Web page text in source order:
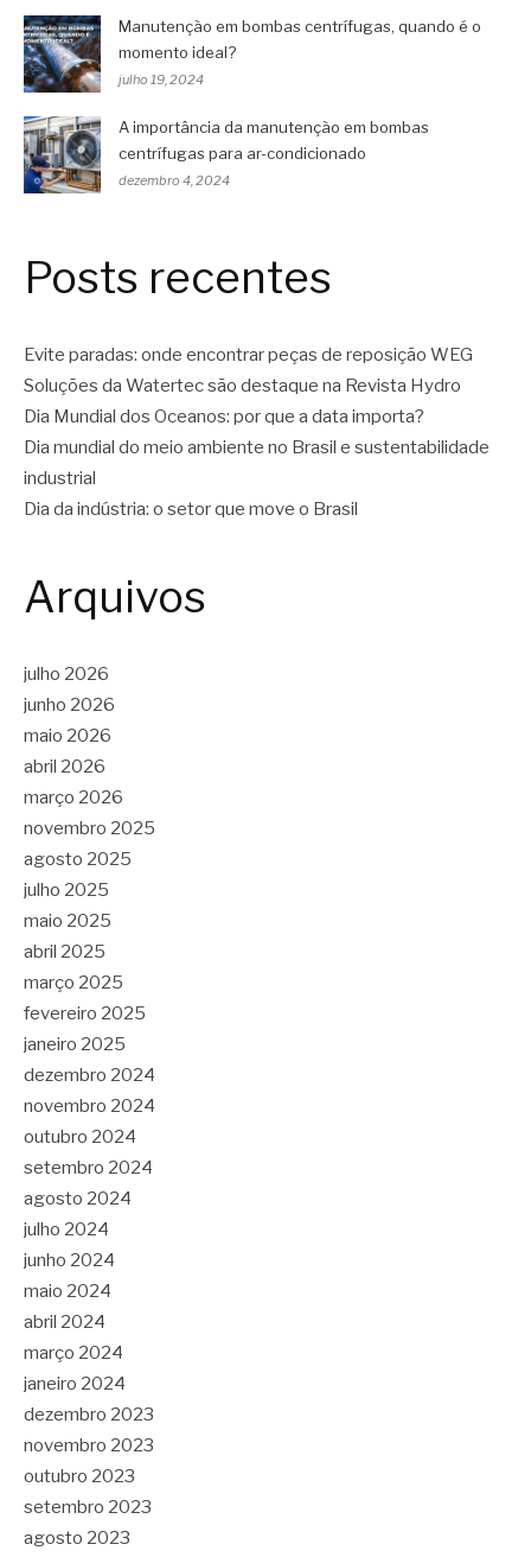
Manutenção em bombas centrífugas, quando é o
momento ideal?
julho 19, 2024
A importância da manutenção em bombas
centrífugas para ar-condicionado
dezembro 4, 2024
Posts recentes
Evite paradas: onde encontrar peças de reposição WEG
Soluções da Watertec são destaque na Revista Hydro
Dia Mundial dos Oceanos: por que a data importa?
Dia mundial do meio ambiente no Brasil e sustentabilidade
industrial
Dia da indústria: o setor que move o Brasil
Arquivos
julho 2026
junho 2026
maio 2026
abril 2026
março 2026
novembro 2025
agosto 2025
julho 2025
maio 2025
abril 2025
março 2025
fevereiro 2025
janeiro 2025
dezembro 2024
novembro 2024
outubro 2024
setembro 2024
agosto 2024
julho 2024
junho 2024
maio 2024
abril 2024
março 2024
janeiro 2024
dezembro 2023
novembro 2023
outubro 2023
setembro 2023
agosto 2023